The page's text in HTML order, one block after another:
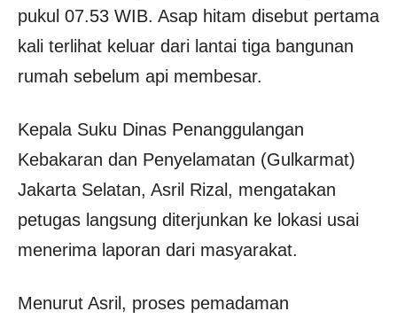
pukul 07.53 WIB. Asap hitam disebut pertama
kali terlihat keluar dari lantai tiga bangunan
rumah sebelum api membesar.
Kepala Suku Dinas Penanggulangan
Kebakaran dan Penyelamatan (Gulkarmat)
Jakarta Selatan, Asril Rizal , mengatakan
petugas langsung diterjunkan ke lokasi usai
menerima laporan dari masyarakat.
Menurut Asril, proses pemadaman